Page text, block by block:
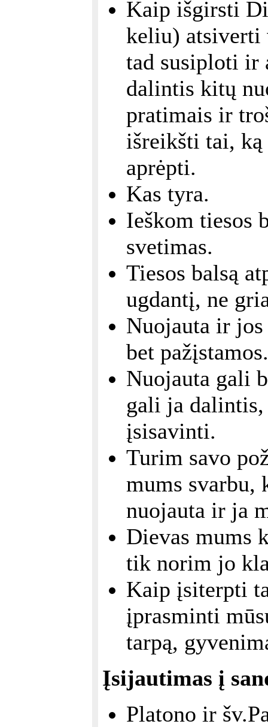
Kaip išgirsti
keliu) atsiverti
tad susiploti ir
dalintis kitų
pratimais ir
išreikšti tai,
aprėpti.
Kas tyra.
Ieškom tiesos
svetimas.
Tiesos balsą
ugdantį, ne
Nuojauta ir jos
bet pažįstamos.
Nuojauta gali
gali ja
įsisavinti.
Turim savo
mums svarbu,
nuojauta ir ja
Dievas mums
tik norim jo
Kaip įsiterpti
įprasminti
tarpą,
Įsijautimas į
Platono ir